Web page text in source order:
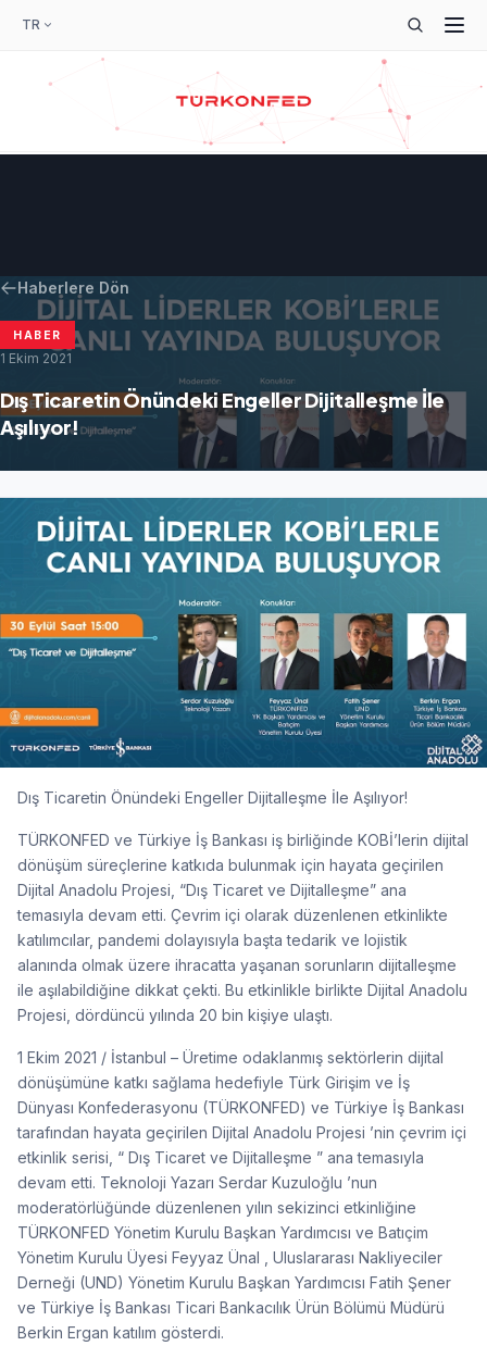
TR
Haberlere Dön
HABER
1 Ekim 2021
Dış Ticaretin Önündeki Engeller Dijitalleşme İle
Aşılıyor!
Dış Ticaretin Önündeki Engeller Dijitalleşme İle Aşılıyor!
TÜRKONFED ve Türkiye İş Bankası iş birliğinde KOBİ’lerin dijital
dönüşüm süreçlerine katkıda bulunmak için hayata geçirilen
Dijital Anadolu Projesi, “Dış Ticaret ve Dijitalleşme” ana
temasıyla devam etti. Çevrim içi olarak düzenlenen etkinlikte
katılımcılar, pandemi dolayısıyla başta tedarik ve lojistik
alanında olmak üzere ihracatta yaşanan sorunların dijitalleşme
ile aşılabildiğine dikkat çekti. Bu etkinlikle birlikte Dijital Anadolu
Projesi, dördüncü yılında 20 bin kişiye ulaştı.
1 Ekim 2021 / İstanbul – Üretime odaklanmış sektörlerin dijital
dönüşümüne katkı sağlama hedefiyle Türk Girişim ve İş
Dünyası Konfederasyonu (TÜRKONFED) ve Türkiye İş Bankası
tarafından hayata geçirilen Dijital Anadolu Projesi ’nin çevrim içi
etkinlik serisi, “ Dış Ticaret ve Dijitalleşme ” ana temasıyla
devam etti. Teknoloji Yazarı Serdar Kuzuloğlu ’nun
moderatörlüğünde düzenlenen yılın sekizinci etkinliğine
TÜRKONFED Yönetim Kurulu Başkan Yardımcısı ve Batıçim
Yönetim Kurulu Üyesi Feyyaz Ünal , Uluslararası Nakliyeciler
Derneği (UND) Yönetim Kurulu Başkan Yardımcısı Fatih Şener
ve Türkiye İş Bankası Ticari Bankacılık Ürün Bölümü Müdürü
Berkin Ergan katılım gösterdi.